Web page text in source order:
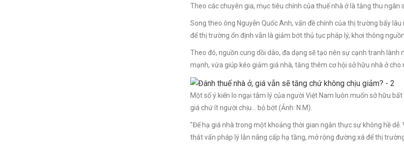
Theo các chuyên gia, mục tiêu chính của thuế nhà ở là tăng thu
Song theo ông Nguyễn Quốc Anh, vấn đề chính của thị trường bấy
để thị trường ổn định vẫn là giảm bớt thủ tục pháp lý, khơi thông
Theo đó, nguồn cung dồi dào, đa dạng sẽ tạo nên sự cạnh tranh
mạnh, vừa giúp kéo giảm giá nhà, tăng thêm cơ hội sở hữu nhà ở cho
Một số ý kiến lo ngại tâm lý của người Việt Nam luôn muốn sở hữu
giá chứ ít người chịu… bỏ bớt (Ảnh: N.M).
"Để hạ giá nhà trong một khoảng thời gian ngắn thực sự không hề
thắt vấn pháp lý lẫn nâng cấp hạ tầng, mở rộng đường xá để thị